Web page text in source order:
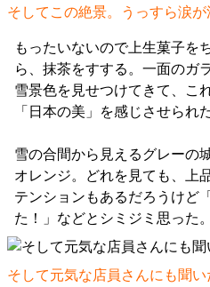
そしてこの絶景。うっすら涙が
もったいないので上生菓子を
ら、抹茶をすする。一面のガ
雪景色を見せつけてきて、こ
「日本の美」を感じさせられた
雪の合間から見えるグレーの
オレンジ。どれを見ても、上
テンションもあるだろうけど
た！」などとシミジミ思った。
そして元気な店員さんにも聞い